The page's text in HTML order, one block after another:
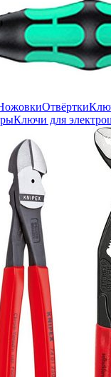
Отвёртки
Ключи для